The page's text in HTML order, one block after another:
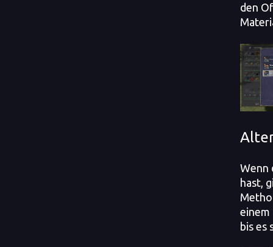
den
Wenn
hast,
einem
bis es